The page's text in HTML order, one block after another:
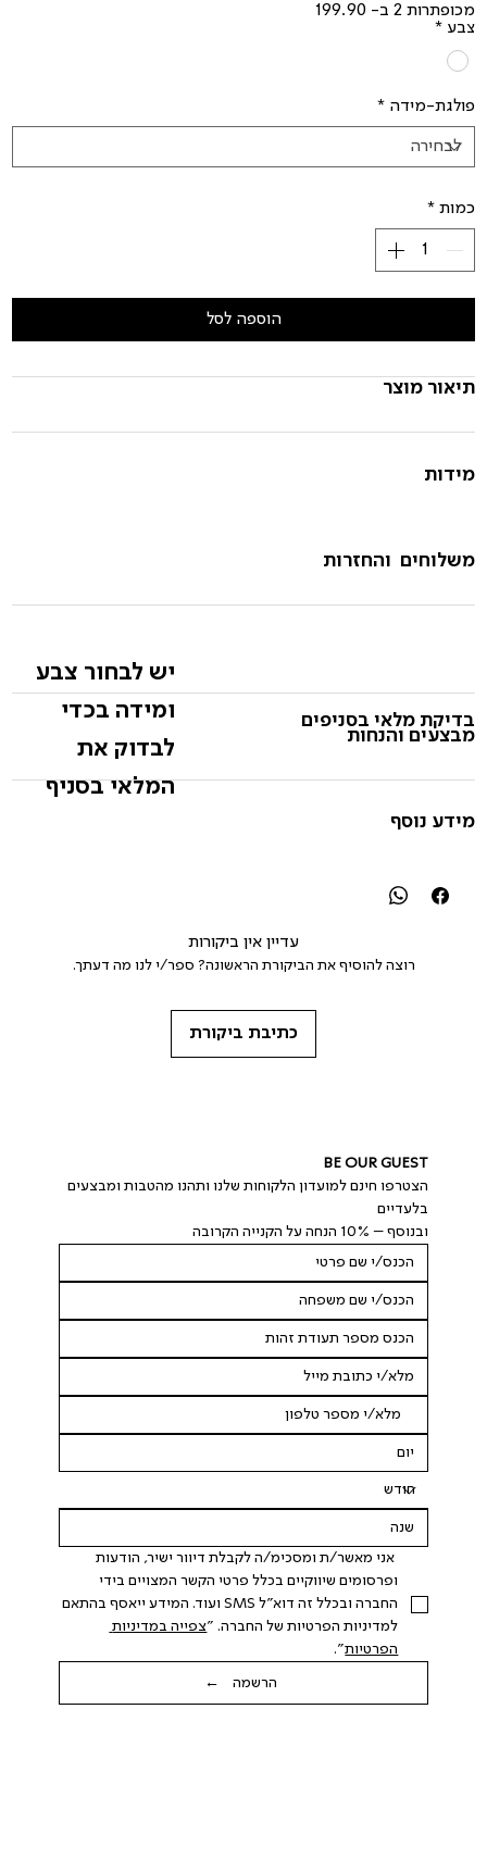
מכופתרות 2 ב- 199.90
צבע *
פולגת-מידה *
כמות *
הוספה לסל
תיאור מוצר
מידות
משלוחים והחזרות
יש לבחור צבע
ומידה בכדי
לבדוק את
המלאי בסניף
בדיקת מלאי בסניפים
מבצעים והנחות
מידע נוסף
עדיין אין ביקורות
רוצה להוסיף את הביקורת הראשונה? ספר/י לנו מה דעתך.
כתיבת ביקורת
BE OUR GUEST
הצטרפו חינם למועדון הלקוחות שלנו ותהנו מהטבות ומבצעים
בלעדיים
ובנוסף – 10% הנחה על הקנייה הקרובה
אני מאשר/ת ומסכימ/ה לקבלת דיוור ישיר, הודעות
החברה ובכלל זה דוא"ל SMS ועוד. המידע ייאסף בהתאם
למדיניות הפרטיות של החברה. "
צפייה במדיניות
הפרטיות".
הרשמה ←